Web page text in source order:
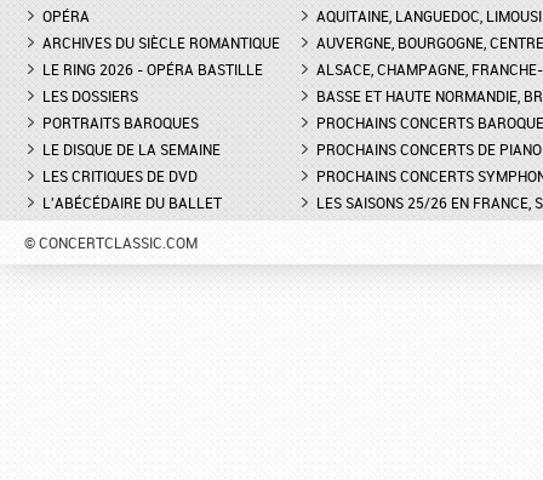
OPÉRA
ARCHIVES DU SIÈCLE ROMANTIQUE
LE RING 2026 - OPÉRA BASTILLE
LES DOSSIERS
PORTRAITS BAROQUES
LE DISQUE DE LA SEMAINE
LES CRITIQUES DE DVD
L'ABÉCÉDAIRE DU BALLET
AQUITAINE, LANGUEDOC,
AUVERGNE, BOURGOGNE, CENTRE
ALSACE, CHAMPAGNE,
BASSE ET HAUTE NORMANDIE,
PROCHAINS CONCERTS
PROCHAINS CONCERTS DE PIANO
PROCHAINS CONCERTS
LES SAISONS 25/26 EN FRANCE,
© CONCERTCLASSIC.COM